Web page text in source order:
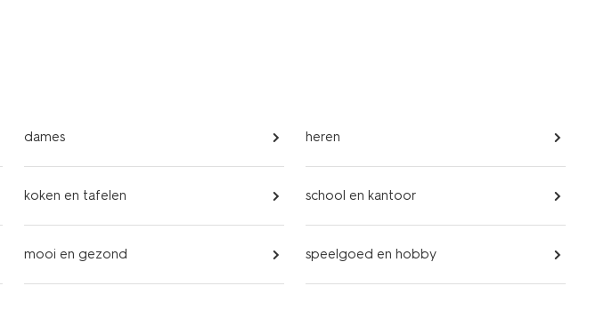
dames heren
koken en tafelen school en kantoor
mooi en gezond speelgoed en hobby